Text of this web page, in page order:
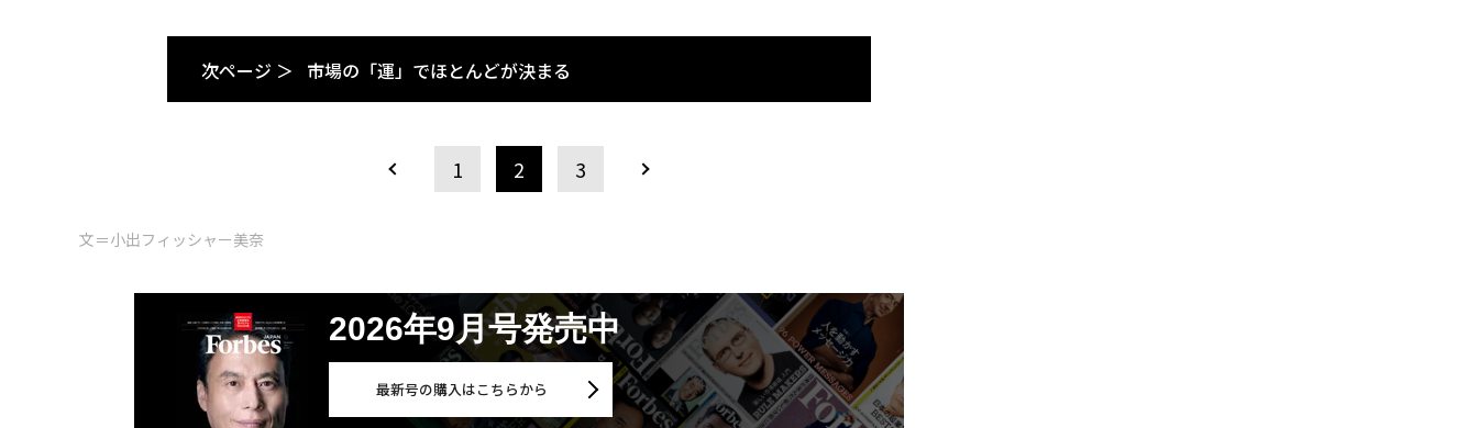
次ページ ＞ 市場の「運」でほとんどが決まる
1 2 3
文＝小出フィッシャー美奈
2026年9月号発売中
最新号の購入はこちらから